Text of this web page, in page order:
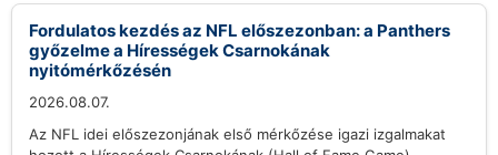
Fordulatos kezdés az NFL előszezonban: a Panthers
győzelme a Hírességek Csarnokának
nyitómérkőzésén
2026.08.07.
Az NFL idei előszezonjának első mérkőzése igazi izgalmakat